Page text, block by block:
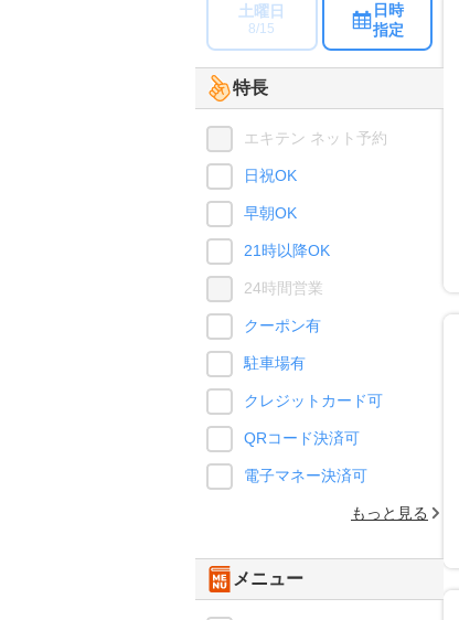
土曜日
8/15
日時
指定
特長
エキテン ネット予約
日祝OK
早朝OK
21時以降OK
24時間営業
クーポン有
駐車場有
クレジットカード可
QRコード決済可
電子マネー決済可
もっと見る
メニュー